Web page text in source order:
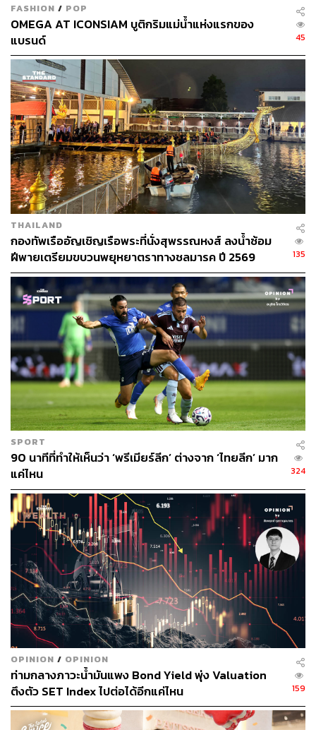
ก่อนเริ่มออกแบบ ทีมงานลงพื้นที่พูดคุยกับ 13 ชุมชนรอบรัศมี
1 กิโลเมตร เพื่อฟังว่าชาวบ้านอยากได้หรือไม่อยากได้อะไร
สิ่งนี้นำไปสู่การสร้าง ICONSIAM Hall ที่จุคนได้ถึง 5,000 คน
เพื่อส่งต่อแขกให้โรงแรมโดยรอบ ไปจนถึงการเนรมิตระบำ
น้ำพุที่ยาวที่สุดในเอเชียตะวันออกเฉียงใต้ เพื่อให้ธุรกิจเรือ
สำราญมีรายได้เพิ่มในยามค่ำคืน
“การที่จะให้ทุกคนมาช่วยเราคิด หรือเป็นเพื่อนเรา หรือช่วย
เราทำ มันต้องมีคำเดียวเลย คือคำว่า ศรัทธา… มันคือใจ ที่
ทำให้สิ่งที่เป็นไปไม่ได้เป็นไปได้” คุณแป๋มกล่าว
แนวคิดสมประโยชน์ร่วมกันช่วยลบภาพจำนายทุนผู้สร้าง
ศูนย์การค้า เปลี่ยนสยามพิวรรธน์ให้เป็นส่วนหนึ่งของชุมชน
ที่ดึงดูดทุกคนให้เข้ามาร่วมผลักดันโครงการให้สำเร็จไป
พร้อมกัน
ผู้นำรับมือความกดดันมหาศาลอย่างไร
การดูแลรับผิดชอบพนักงานกว่า 3,000 คนและคู่ค้าอีกหลาย
หมื่นรายคือความกดดันที่หนักอึ้ง
คุณแป๋มเล่าเบื้องหลังการรับมือความเครียดว่า “สมองเราเป็น
ลิ้นชัก เรามีลิ้นชักเป็นร้อยอัน เราต้องรู้จัก prioritize และ
โฟกัส เราจะเปิดลิ้นชักออกมาเมื่อเรารู้ว่าเราจะจัดการสิ่งนี้ได้
แต่อื่นๆ ที่เราจัดการไม่ได้ เราต้องรู้จักที่จะปิดมันไว้ก่อน…
แป๋มบ้าไม่ได้ แป๋มต้องมีสติ เพราะถ้าสติแตกไปเนี่ย แป๋มจะไม่
สามารถนำพาทุกคนให้รอดได้”
ผู้นำที่มีสติคือเสาหลักสำคัญที่สุดทำให้พนักงานเห็นเป้าหมาย
ว่าพวกเขากำลังร่วมสร้างประวัติศาสตร์ จะเป็นเชื้อเพลิงชั้นดี
ที่ทำให้ทีมมีกำลังใจและพร้อมสู้วิกฤตไปกับองค์กร
ความสำเร็จไม่เคยเดินมาหาคนที่นั่งรอ แต่มักตกเป็นของคน
ที่กล้าลงมือทำในวันที่คนอื่นลังเล บทเรียนจากสยามพิวรรธน์
ย้ำเตือนเราว่า โลกธุรกิจไม่เคยหยุด ไม่มีคำว่า ‘เก่งที่สุด’ หรือ
‘ดีที่สุด’ การสำรวจจุดแข็งของตัวเองนำมาต่อยอด กล้าคิด
ต่างและหาเพื่อนร่วมทางที่พร้อมเติบโตไปด้วยกัน คืออาวุธ
สำคัญที่สุดในการสู้ศึกธุรกิจ วิกฤตทุกครั้งมีที่ยืนให้ผู้ชนะ
เสมอ อยู่ที่คุณพร้อมคว้าโอกาสนั้นมาสร้างตำนานบทใหม่
แล้วหรือยัง
TAGS: วิกฤตต้มยำกุ้ง ICONSIAM
แม่น้ำเจ้าพระยา
FASHION / POP
OMEGA AT ICONSIAM บูติกริมแม่น้ำแห่งแรกของ
แบรนด์
45
THAILAND
กองทัพเรืออัญเชิญเรือพระที่นั่งสุพรรณหงส์ ลงน้ำซ้อม
ฝีพายเตรียมขบวนพยุหยาตราทางชลมารค ปี 2569
135
SPORT
90 นาทีที่ทำให้เห็นว่า ‘พรีเมียร์ลีก’ ต่างจาก ‘ไทยลีก’ มาก
แค่ไหน
324
OPINION / OPINION
ท่ามกลางภาวะน้ำมันแพง Bond Yield พุ่ง Valuation
ตึงตัว SET Index ไปต่อได้อีกแค่ไหน
159